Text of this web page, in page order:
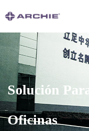
Solución
Oficinas